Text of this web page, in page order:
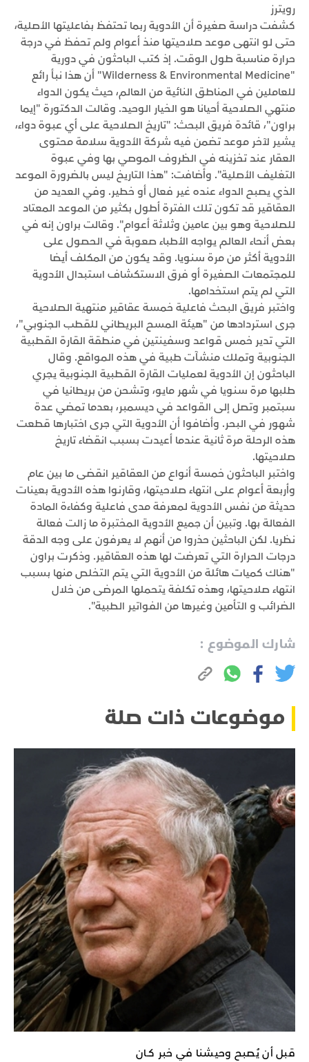
رويترز
كشفت دراسة صغيرة أن الأدوية ربما تحتفظ بفاعليتها الأصلية،
حتى لو انتهى موعد صلاحيتها منذ أعوام ولم تحفظ في درجة
حرارة مناسبة طول الوقت. إذ كتب الباحثون في دورية
"Wilderness & Environmental Medicine" أن هذا نبأ رائع
للعاملين في المناطق النائية من العالم، حيث يكون الدواء
منتهي الصلاحية أحيانا هو الخيار الوحيد. وقالت الدكتورة "إيما
براون"، قائدة فريق البحث: "تاريخ الصلاحية على أي عبوة دواء،
يشير لآخر موعد تضمن فيه شركة الأدوية سلامة محتوى
العقار عند تخزينه في الظروف الموصي بها وفي عبوة
التغليف الأصلية". وأضافت: "هذا التاريخ ليس بالضرورة الموعد
الذي يصبح الدواء عنده غير فعال أو خطير. وفي العديد من
العقاقير قد تكون تلك الفترة أطول بكثير من الموعد المعتاد
للصلاحية وهو بين عامين وثلاثة أعوام". وقالت براون إنه في
بعض أنحاء العالم يواجه الأطباء صعوبة في الحصول على
الأدوية أكثر من مرة سنويا. وقد يكون من المكلف أيضا
للمجتمعات الصغيرة أو فرق الاستكشاف استبدال الأدوية
التي لم يتم استخدامها.
واختبر فريق البحث فاعلية خمسة عقاقير منتهية الصلاحية
جرى استردادها من "هيئة المسح البريطاني للقطب الجنوبي"،
التي تدير خمس قواعد وسفينتين في منطقة القارة القطبية
الجنوبية وتملك منشآت طبية في هذه المواقع. وقال
الباحثون إن الأدوية لعمليات القارة القطبية الجنوبية يجري
طلبها مرة سنويا في شهر مايو، وتشحن من بريطانيا في
سبتمبر وتصل إلى القواعد في ديسمبر، بعدما تمضي عدة
شهور في البحر. وأضافوا أن الأدوية التي جرى اختبارها قطعت
هذه الرحلة مرة ثانية عندما أعيدت بسبب انقضاء تاريخ
صلاحيتها.
واختبر الباحثون خمسة أنواع من العقاقير انقضى ما بين عام
وأربعة أعوام على انتهاء صلاحيتها، وقارنوا هذه الأدوية بعينات
حديثة من نفس الأدوية لمعرفة مدى فاعلية وكفاءة المادة
الفعالة بها. وتبين أن جميع الأدوية المختبرة ما زالت فعالة
نظريا. لكن الباحثين حذروا من أنهم لا يعرفون على وجه الدقة
درجات الحرارة التي تعرضت لها هذه العقاقير. وذكرت براون
"هناك كميات هائلة من الأدوية التي يتم التخلص منها بسبب
انتهاء صلاحيتها، وهذه تكلفة يتحملها المرضى من خلال
الضرائب و التأمين وغيرها من الفواتير الطبية".
شارك الموضوع :
موضوعات ذات صلة
قبل أن يُصبح وحيشنا في خبر كـان